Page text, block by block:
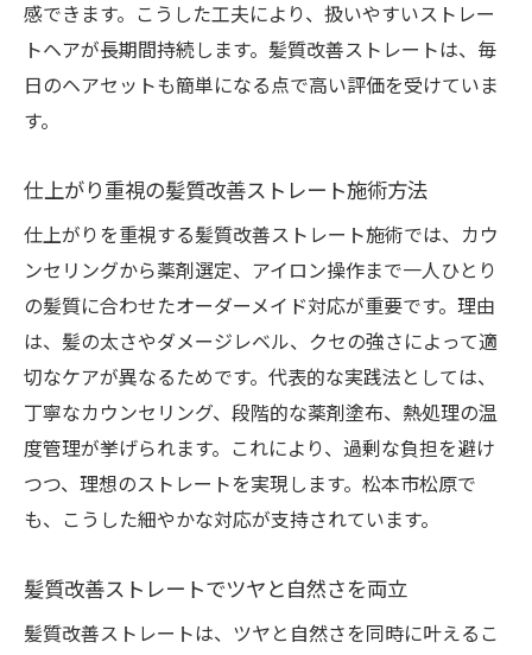
感できます。こうした工夫により、扱いやすいストレー
トヘアが長期間持続します。髪質改善ストレートは、毎
日のヘアセットも簡単になる点で高い評価を受けていま
す。
仕上がり重視の髪質改善ストレート施術方法
仕上がりを重視する髪質改善ストレート施術では、カウ
ンセリングから薬剤選定、アイロン操作まで一人ひとり
の髪質に合わせたオーダーメイド対応が重要です。理由
は、髪の太さやダメージレベル、クセの強さによって適
切なケアが異なるためです。代表的な実践法としては、
丁寧なカウンセリング、段階的な薬剤塗布、熱処理の温
度管理が挙げられます。これにより、過剰な負担を避け
つつ、理想のストレートを実現します。松本市松原で
も、こうした細やかな対応が支持されています。
髪質改善ストレートでツヤと自然さを両立
髪質改善ストレートは、ツヤと自然さを同時に叶えるこ